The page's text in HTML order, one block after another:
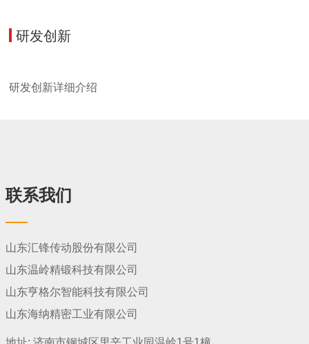
研发创新
研发创新详细介绍
联系我们
山东汇锋传动股份有限公司
山东温岭精锻科技有限公司
山东亨格尔智能科技有限公司
山东海纳精密工业有限公司